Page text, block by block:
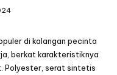
di kalangan pecinta
berkat karakteristiknya
Polyester, serat sintetis